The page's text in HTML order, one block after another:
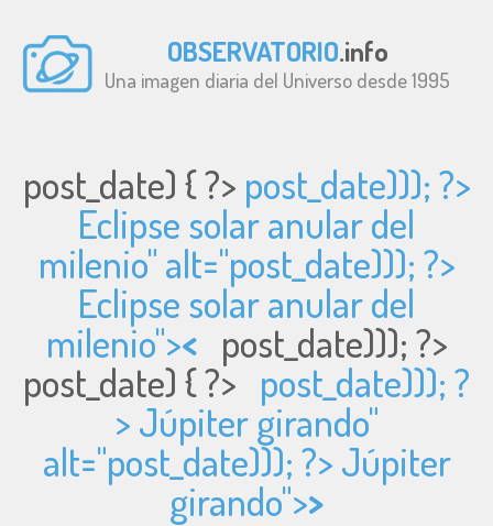
OBSERVATORIO.info
Una imagen diaria del Universo desde 1995
post_date) { ?> post_date))); ?>
Eclipse solar anular del
milenio" alt="post_date))); ?>
Eclipse solar anular del
milenio">< post_date))); ?>
post_date) { ?> post_date))); ?
> Júpiter girando"
alt="post_date))); ?> Júpiter
girando">>